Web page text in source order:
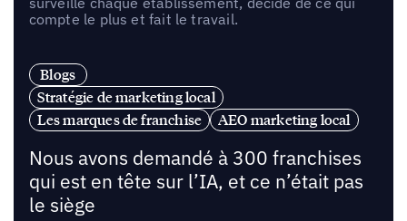
compte le plus et fait le travail.
Blogs
Stratégie de marketing local
Les marques de franchise
AEO marketing local
Nous avons demandé à 300 franchises
qui est en tête sur l’IA, et ce n’était pas
le siège